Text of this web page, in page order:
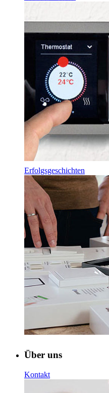
Erfolgsgeschichten
Über uns
Kontakt